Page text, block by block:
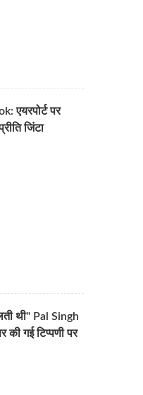
एयरपोर्ट पर
जिंटा
थी" Pal Singh
की गई टिप्पणी पर